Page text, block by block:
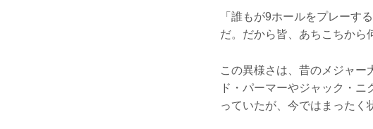
「誰もが9ホールをプレーす
だ。だから皆、あちこちから
この異様さは、昔のメジャー
ド・パーマーやジャック・
っていたが、今ではまったく